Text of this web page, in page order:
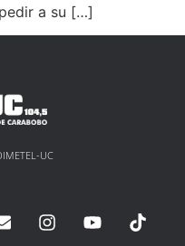
a su […]
UC